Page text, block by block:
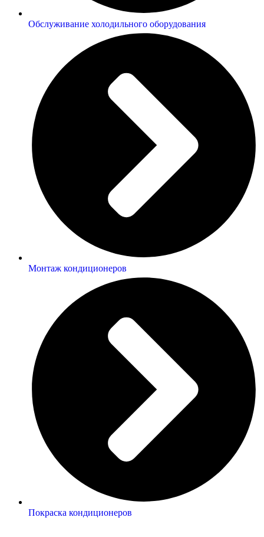
Обслуживание холодильного оборудования
Монтаж кондиционеров
Покраска кондиционеров